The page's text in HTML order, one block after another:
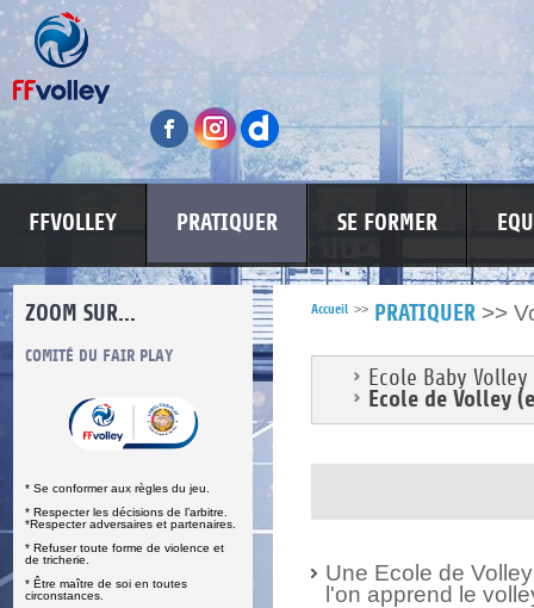
FFVOLLEY PRATIQUER SE FORMER
ZOOM SUR...
COMITÉ DU FAIR PLAY
* Se conformer aux règles du jeu.
* Respecter les décisions de l’arbitre.
*Respecter adversaires et partenaires.
* Refuser toute forme de violence et
de tricherie.
* Être maître de soi en toutes
circonstances.
LUTTE CONTRE LES VIOLENCES MA PETITE
Accueil >> PRATIQUER >>
Ecole Baby
Ecole de Volley
Une Ecole de
l'on apprend le